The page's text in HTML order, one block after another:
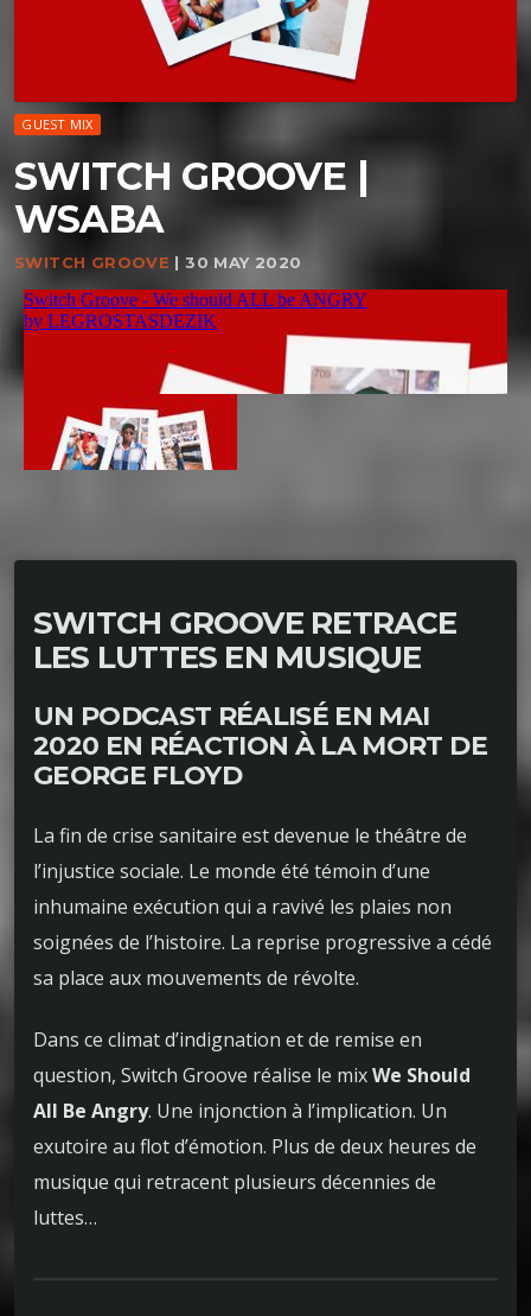
GUEST MIX
SWITCH GROOVE |
WSABA
SWITCH GROOVE | 30 MAY 2020
SWITCH GROOVE RETRACE
LES LUTTES EN MUSIQUE
UN PODCAST RÉALISÉ EN MAI
2020 EN RÉACTION À LA MORT DE
GEORGE FLOYD
La fin de crise sanitaire est devenue le théâtre de
l’injustice sociale. Le monde été témoin d’une
inhumaine exécution qui a ravivé les plaies non
soignées de l’histoire. La reprise progressive a cédé
sa place aux mouvements de révolte.
Dans ce climat d’indignation et de remise en
question, Switch Groove réalise le mixWe Should
All Be Angry. Une injonction à l’implication. Un
exutoire au flot d’émotion. Plus de deux heures de
musique qui retracent plusieurs décennies de
luttes…